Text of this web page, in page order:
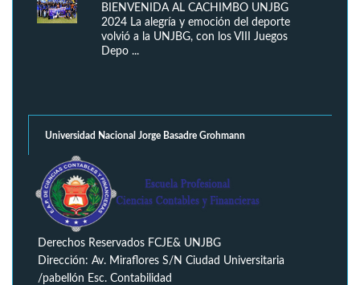
BIENVENIDA AL CACHIMBO UNJBG
2024 La alegría y emoción del deporte
volvió a la UNJBG, con los VIII Juegos
Depo ...
Universidad Nacional Jorge Basadre Grohmann
Derechos Reservados FCJE& UNJBG
Dirección: Av. Miraflores S/N Ciudad Universitaria
/pabellón Esc. Contabilidad